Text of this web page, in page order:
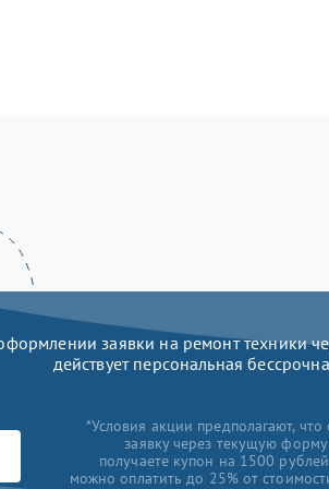
заявки на ремонт техники
действует персональная
*Условия акции предполагают, что
заявку через текущую
получаете купон на 1500
можно оплатить до 25% от